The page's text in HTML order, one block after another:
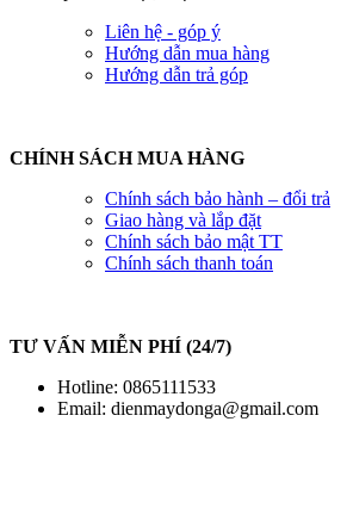
Liên hệ - góp ý
Hướng dẫn mua hàng
Hướng dẫn trả góp
CHÍNH SÁCH MUA HÀNG
Chính sách bảo hành – đổi trả
Giao hàng và lắp đặt
Chính sách bảo mật TT
Chính sách thanh toán
TƯ VẤN MIỄN PHÍ (24/7)
Hotline: 0865111533
Email: dienmaydonga@gmail.com